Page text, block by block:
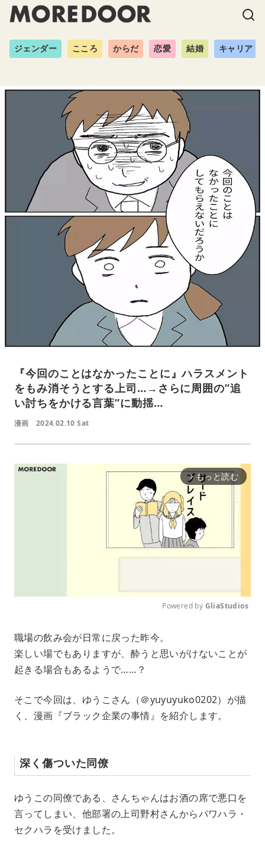
ジェンダー こころ からだ 恋愛 結婚 キャリア
『今回のことはなかったことに』ハラスメント
をもみ消そうとする上司…→さらに周囲の”追
い討ちをかける言葉”に動揺…
漫画 2024.02.10 Sat
arrow_forward_ios もっと読む
t
Powered by GliaStudios
職場の飲み会が日常に戻った昨今。
楽しい場でもありますが、酔うと思いがけないことが
起きる場合もあるようで……？
そこで今回は、ゆうこさん（＠yuyuyuko0202）が描
く、漫画『ブラック企業の事情』を紹介します。
深く傷ついた同僚
ゆうこの同僚である、さんちゃんはお酒の席で悪口を
言ってしまい、他部署の上司野村さんからパワハラ・
セクハラを受けました。